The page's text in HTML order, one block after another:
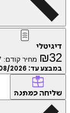
דיגיטלי
₪32 מחיר קודם:
במבצע עד: 2026
שליחה כמתנה